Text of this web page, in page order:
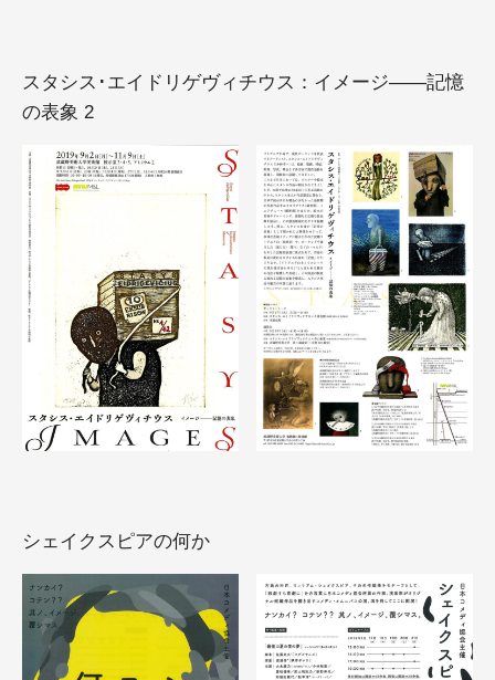
スタシス･エイドリゲヴィチウス：イメージ——記憶
の表象 2
シェイクスピアの何か